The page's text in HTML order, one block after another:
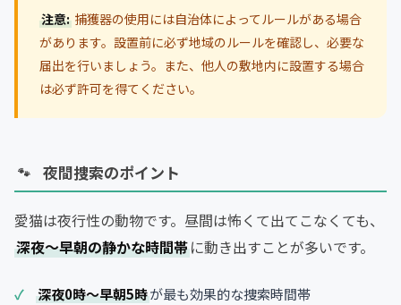
注意: 捕獲器の使用には自治体によってルールがある場合
があります。設置前に必ず地域のルールを確認し、必要な
届出を行いましょう。また、他人の敷地内に設置する場合
は必ず許可を得てください。
夜間捜索のポイント
愛猫は夜行性の動物です。昼間は怖くて出てこなくても、
深夜〜早朝の静かな時間帯に動き出すことが多いです。
深夜0時〜早朝5時が最も効果的な捜索時間帯